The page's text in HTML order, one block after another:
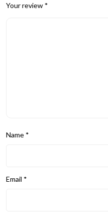
Your review *
Name *
Email *